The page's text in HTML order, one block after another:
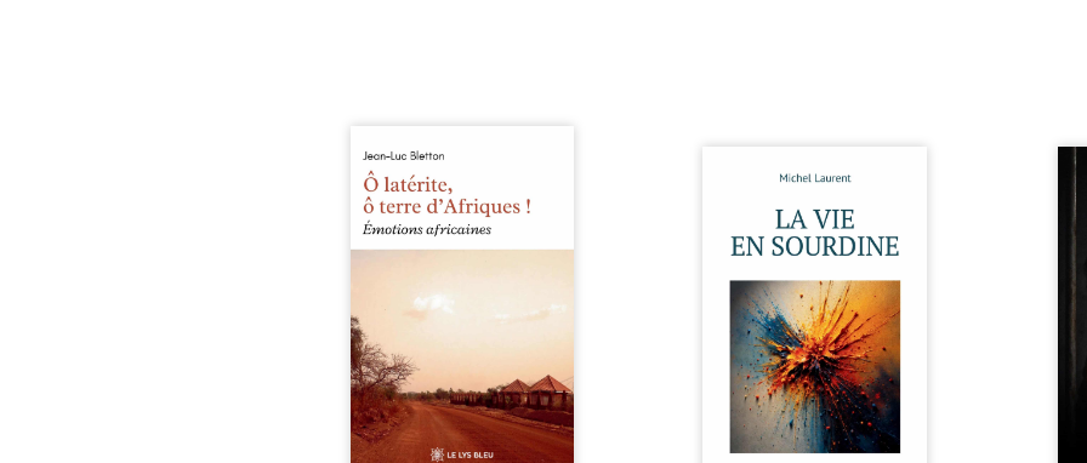
Ô latérite, ô terre d’Afriques !
est un hommage poétique et
authentique aux paysages, aux
rencontres et aux émotions
brutes d’un continent en
reconstruction, entre
souvenirs intimes – la pluie à
Namoungou, le baobab de
Zagtouli – aux portraits
marquants – Thomas Sankara,
Hamadoun Dicko, le Vieux
Biokou – l’auteur partage des
instantanés ...
Nina et Pierre se sont
presque par hasard, et se sont
aimés simplement, persuadés
que la présence de l’autre
suffirait. Ils mènent une
existence modeste, rythmée
par le travail, la fatigue et les
silences. La mort de la mère de
Nina, chez qui ils vivent,
fragilise un équilibre déjà
précaire. Puis vient la
naissance de leur enfant, et le
basculement. ...
la
ont
la